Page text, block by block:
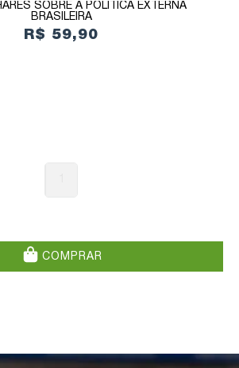
SOBRE A POLÍTICA EXTERNA
BRASILEIRA
R$ 59,90
COMPRAR